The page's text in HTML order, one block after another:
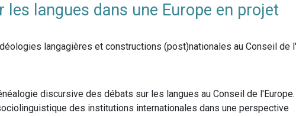
les langues dans une Europe en projet
langagières et constructions (post)nationales au Conseil de
discursive des débats sur les langues au Conseil de l'Europe.
des institutions internationales dans une perspective